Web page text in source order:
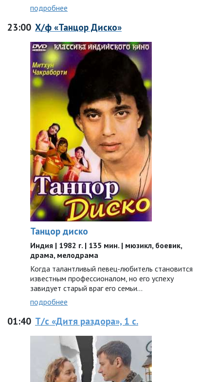
подробнее
23:00 Х/ф «Танцор Диско»
Танцор диско
Индия | 1982 г. | 135 мин. | мюзикл, боевик,
драма, мелодрама
Когда талантливый певец-любитель становится
известным профессионалом, но его успеху
завидует старый враг его семьи…
подробнее
01:40 Т/с «Дитя раздора», 1 с.